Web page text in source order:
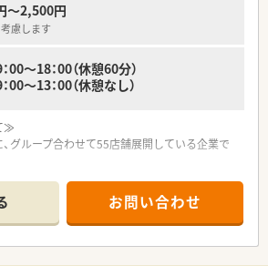
～2,500円
慮します
00～18：00（休憩60分）
～13：00（休憩なし）
≫
グループ合わせて55店舗展開している企業で
手当がございます。
で、メリハリをつけてご就業いただける環境が
を担う専門性、栄養・運動・介護などの知識の向
お問い合わせ